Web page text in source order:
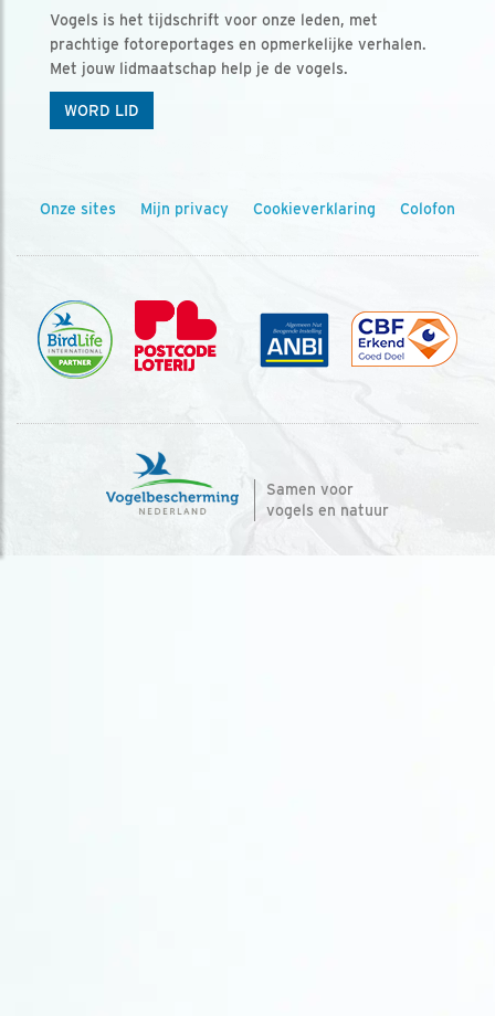
Vogels is het tijdschrift voor onze leden, met
prachtige fotoreportages en opmerkelijke verhalen.
Met jouw lidmaatschap help je de vogels.
WORD LID
Onze sites Mijn privacy Cookieverklaring Colofon
Samen voor
vogels en natuur